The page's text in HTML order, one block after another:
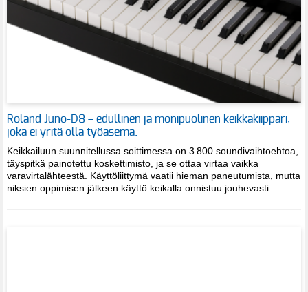
Roland Juno-D8 – edullinen ja monipuolinen keikkakiippari,
joka ei yritä olla työasema.
Keikkailuun suunnitellussa soittimessa on 3 800 soundivaihtoehtoa,
täyspitkä painotettu koskettimisto, ja se ottaa virtaa vaikka
varavirtalähteestä. Käyttöliittymä vaatii hieman paneutumista, mutta
niksien oppimisen jälkeen käyttö keikalla onnistuu jouhevasti.